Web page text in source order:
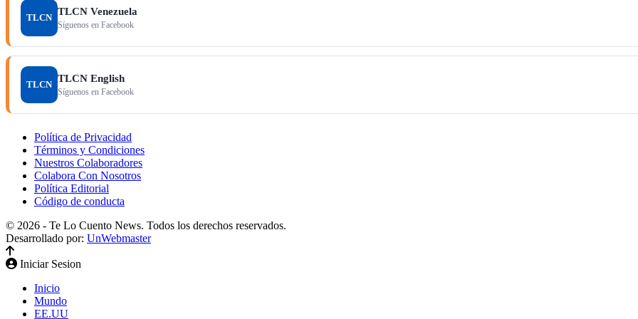
TLCN
TLCN Venezuela
Síguenos en Facebook
TLCN
TLCN English
Síguenos en Facebook
Política de Privacidad
Términos y Condiciones
Nuestros Colaboradores
Colabora Con Nosotros
Política Editorial
Código de conducta
© 2026 - Te Lo Cuento News. Todos los derechos reservados.
Desarrollado por: UnWebmaster
Iniciar Sesion
Inicio
Mundo
EE.UU